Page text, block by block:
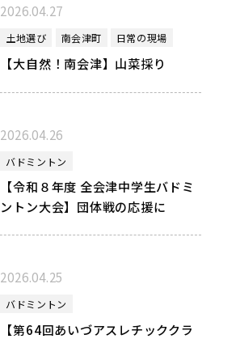
2026.04.27
土地選び 南会津町 日常の現場
【大自然！南会津】山菜採り
2026.04.26
バドミントン
【令和８年度 全会津中学生バドミ
ントン大会】団体戦の応援に
2026.04.25
バドミントン
【第64回あいづアスレチッククラ